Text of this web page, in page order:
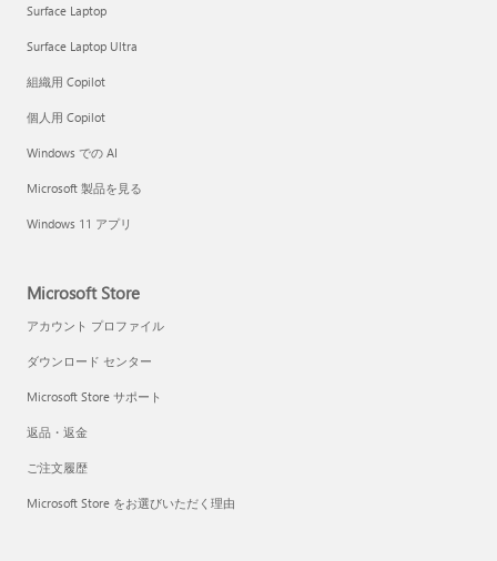
Surface Laptop
Surface Laptop Ultra
組織用 Copilot
個人用 Copilot
Windows での AI
Microsoft 製品を見る
Windows 11 アプリ
Microsoft Store
アカウント プロファイル
ダウンロード センター
Microsoft Store サポート
返品・返金
ご注文履歴
Microsoft Store をお選びいただく理由